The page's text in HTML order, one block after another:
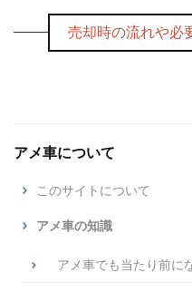
売却時の流れや必
アメ車について
このサイトについて
アメ車の知識
アメ車でも当たり前に